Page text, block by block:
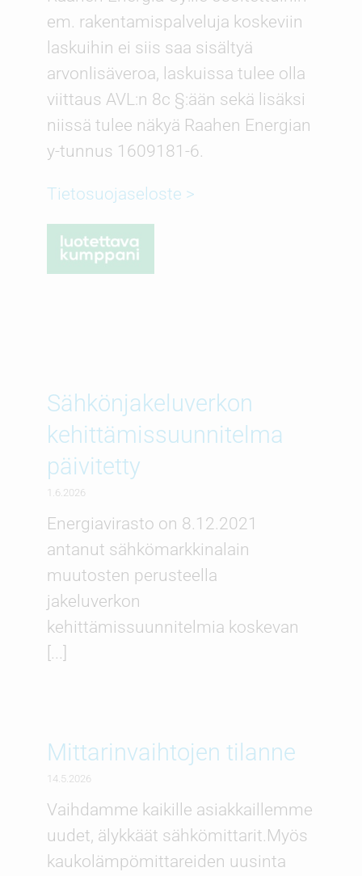
em. rakentamispalveluja koskeviin
laskuihin ei siis saa sisältyä
arvonlisäveroa, laskuissa tulee olla
viittaus AVL:n 8c §:ään sekä lisäksi
niissä tulee näkyä Raahen Energian
y-tunnus 1609181-6.
Tietosuojaseloste >
Sähkönjakeluverkon
kehittämissuunnitelma
päivitetty
1.6.2026
Energiavirasto on 8.12.2021
antanut sähkömarkkinalain
muutosten perusteella
jakeluverkon
kehittämissuunnitelmia koskevan
[...]
Mittarinvaihtojen tilanne
14.5.2026
Vaihdamme kaikille asiakkaillemme
uudet, älykkäät sähkömittarit.Myös
kaukolämpömittareiden uusinta